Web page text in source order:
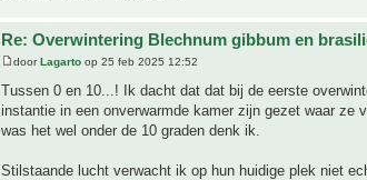
Re: Overwintering Blechnum gibbum en
doorLagarto op 25 feb 2025 12:52
Tussen 0 en 10...! Ik dacht dat dat bij de eerste
instantie in een onverwarmde kamer zijn gezet waar ze
was het wel onder de 10 graden denk ik.
Stilstaande lucht verwacht ik op hun huidige plek niet